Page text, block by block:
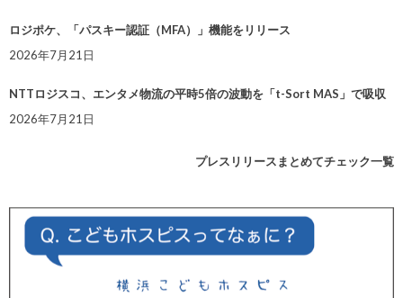
ロジポケ、「パスキー認証（MFA）」機能をリリース
2026年7月21日
NTTロジスコ、エンタメ物流の平時5倍の波動を「t-Sort MAS」で吸収
2026年7月21日
プレスリリースまとめてチェック一覧